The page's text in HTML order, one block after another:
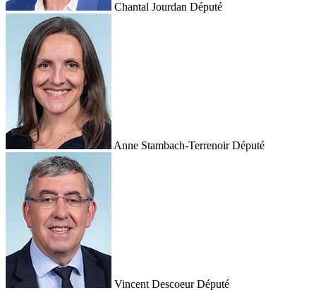
Chantal Jourdan Député
Anne Stambach-Terrenoir Député
Vincent Descoeur Député